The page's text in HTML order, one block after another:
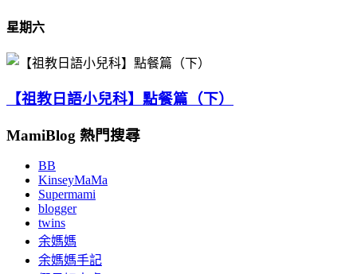
星期六
【祖教日語小兒科】點餐篇（下）
MamiBlog 熱門搜尋
BB
KinseyMaMa
Supermami
blogger
twins
余媽媽
余媽媽手記